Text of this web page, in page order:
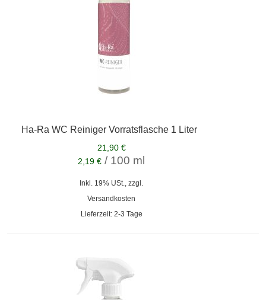
Ha-Ra WC Reiniger Vorratsflasche 1 Liter
21,90 €
2,19 € / 100 ml
Inkl. 19% USt., zzgl.
Versandkosten
Lieferzeit: 2-3 Tage